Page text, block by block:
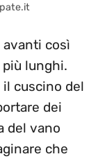
così
lunghi.
cuscino del
dei
del vano
che